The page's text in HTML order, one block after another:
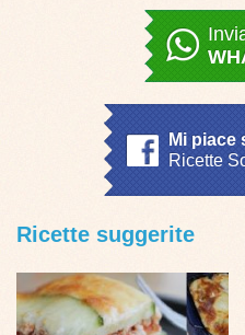
Mi piace
Ricette
Ricette suggerite